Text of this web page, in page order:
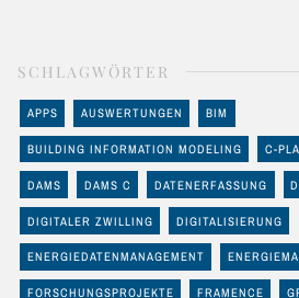
SCHLAGWÖRTER
APPS AUSWERTUNGEN BIM
BUILDING INFORMATION MODELING C-
DAMS DAMS C DATENERFASSUNG
DIGITALER ZWILLING DIGITALISIERUNG
ENERGIEDATENMANAGEMENT
FORSCHUNGSPROJEKTE FRAMENCE